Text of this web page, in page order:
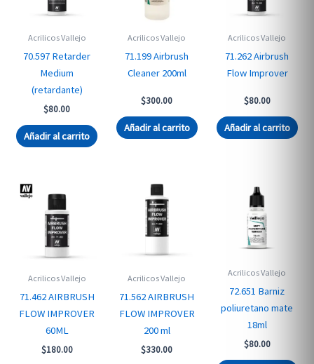
Acrilicos Vallejo
70.597 Retarder
Medium
(retardante)
$80.00
Añadir al carrito
Acrilicos Vallejo
71.199 Airbrush
Cleaner 200ml
$300.00
Añadir al carrito
Acrilicos Vallejo
71.262 Airbrush
Flow Improver
$80.00
Añadir al carrito
Acrilicos Vallejo
71.462 AIRBRUSH
FLOW IMPROVER
60ML
$180.00
Acrilicos Vallejo
71.562 AIRBRUSH
FLOW IMPROVER
200 ml
$330.00
Acrilicos Vallejo
72.651 Barniz
poliuretano mate
18ml
$80.00